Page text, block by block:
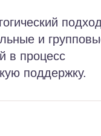
подход
и
в процесс
поддержку.